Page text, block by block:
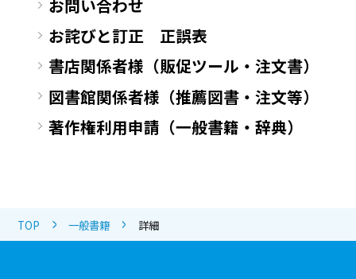
お問い合わせ
お詫びと訂正 正誤表
書店関係者様（販促ツール・注文書）
図書館関係者様（推薦図書・注文等）
著作権利用申請（一般書籍・辞典）
TOP 一般書籍 詳細